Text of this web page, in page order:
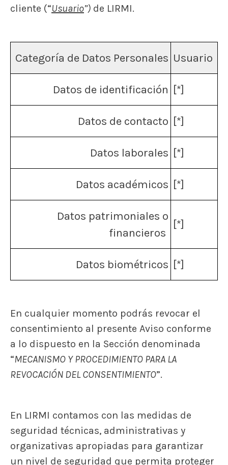
cliente (“Usuario”) de LIRMI.
Categoría de Datos Personales Usuario
Datos de identificación [*]
Datos de contacto [*]
Datos laborales [*]
Datos académicos [*]
Datos patrimoniales o
financieros
[*]
Datos biométricos [*]
En cualquier momento podrás revocar el
consentimiento al presente Aviso conforme
a lo dispuesto en la Sección denominada
“MECANISMO Y PROCEDIMIENTO PARA LA
REVOCACIÓN DEL CONSENTIMIENTO”.
En LIRMI contamos con las medidas de
seguridad técnicas, administrativas y
organizativas apropiadas para garantizar
un nivel de seguridad que permita proteger